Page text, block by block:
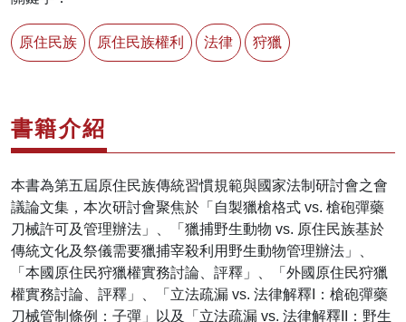
原住民族 原住民族權利 法律 狩獵
書籍介紹
本書為第五屆原住民族傳統習慣規範與國家法制研討會之會
議論文集，本次研討會聚焦於「自製獵槍格式 vs. 槍砲彈藥
刀械許可及管理辦法」、「獵捕野生動物 vs. 原住民族基於
傳統文化及祭儀需要獵捕宰殺利用野生動物管理辦法」、
「本國原住民狩獵權實務討論、評釋」、「外國原住民狩獵
權實務討論、評釋」、「立法疏漏 vs. 法律解釋I：槍砲彈藥
刀械管制條例：子彈」以及「立法疏漏 vs. 法律解釋II：野生